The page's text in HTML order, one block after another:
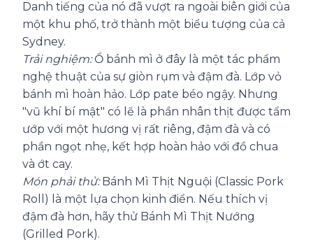
Danh tiếng của nó đã vượt ra ngoài biên giới của
một khu phố, trở thành một biểu tượng của cả
Sydney.
Trải nghiệm:Ổ bánh mì ở đây là một tác phẩm
nghệ thuật của sự giòn rụm và đậm đà. Lớp vỏ
bánh mì hoàn hảo. Lớp pate béo ngậy. Nhưng
"vũ khí bí mật" có lẽ là phần nhân thịt được tẩm
ướp với một hương vị rất riêng, đậm đà và có
phần ngọt nhẹ, kết hợp hoàn hảo với đồ chua
và ớt cay.
Món phải thử:Bánh Mì Thịt Nguội (Classic Pork
Roll) là một lựa chọn kinh điển. Nếu thích vị
đậm đà hơn, hãy thử Bánh Mì Thịt Nướng
(Grilled Pork).